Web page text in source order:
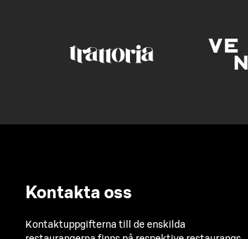
Kontakta oss
Kontaktuppgifterna till de enskilda